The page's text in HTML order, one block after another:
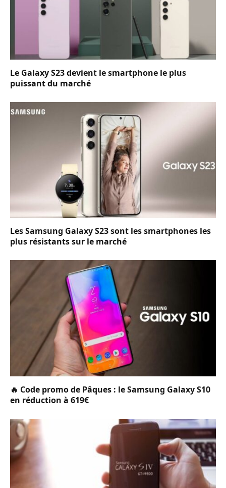
Le Galaxy S23 devient le smartphone le plus
puissant du marché
Les Samsung Galaxy S23 sont les smartphones les
plus résistants sur le marché
🔥 Code promo de Pâques : le Samsung Galaxy S10
en réduction à 619€